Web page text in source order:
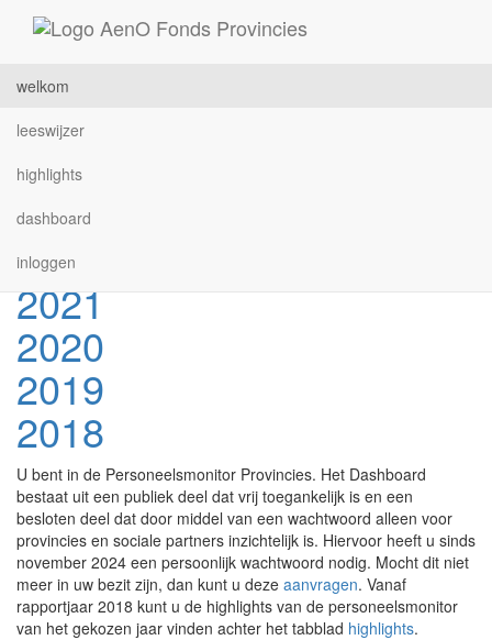
Ga direct naar de inhoud
welkom
leeswijzer
highlights
dashboard
inloggen
Lees voor
Welkom 2020
2025
2024
2023
2022
2021
2020
2019
2018
U bent in de Personeelsmonitor Provincies. Het Dashboard
bestaat uit een publiek deel dat vrij toegankelijk is en een
besloten deel dat door middel van een wachtwoord alleen voor
provincies en sociale partners inzichtelijk is. Hiervoor heeft u sinds
november 2024 een persoonlijk wachtwoord nodig. Mocht dit niet
meer in uw bezit zijn, dan kunt u deze aanvragen. Vanaf
rapportjaar 2018 kunt u de highlights van de personeelsmonitor
van het gekozen jaar vinden achter het tabblad highlights.